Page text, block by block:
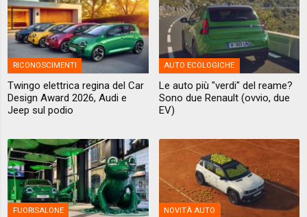
RICONOSCIMENTI
Twingo elettrica regina del Car
Design Award 2026, Audi e
Jeep sul podio
AUTO ECOLOGICHE
Le auto più "verdi" del reame?
Sono due Renault (ovvio, due
EV)
FUORISALONE NOVITÀ AUTO